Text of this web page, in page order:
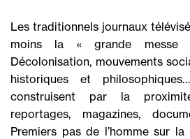
Les traditionnels journaux
moins la « grande messe
Décolonisation, mouvements
historiques et
construisent par la
reportages, magazines,
Premiers pas de l’homme sur la